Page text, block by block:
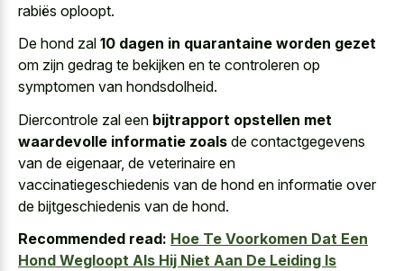
rabiës oploopt.
De hond zal 10 dagen in quarantaine worden gezet
om zijn gedrag te bekijken en te controleren op
symptomen van hondsdolheid.
Diercontrole zal een bijtrapport opstellen met
waardevolle informatie zoals de contactgegevens
van de eigenaar, de veterinaire en
vaccinatiegeschiedenis van de hond en informatie over
de bijtgeschiedenis van de hond.
Recommended read: Hoe Te Voorkomen Dat Een
Hond Wegloopt Als Hij Niet Aan De Leiding Is